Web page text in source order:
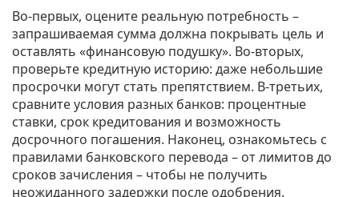
Во-первых, оцените реальную потребность –
запрашиваемая сумма должна покрывать цель и
оставлять «финансовую подушку». Во‑вторых,
проверьте кредитную историю: даже небольшие
просрочки могут стать препятствием. В‑третьих,
сравните условия разных банков: процентные
ставки, срок кредитования и возможность
досрочного погашения. Наконец, ознакомьтесь с
правилами банковского перевода – от лимитов до
сроков зачисления – чтобы не получить
неожиданного задержки после одобрения.